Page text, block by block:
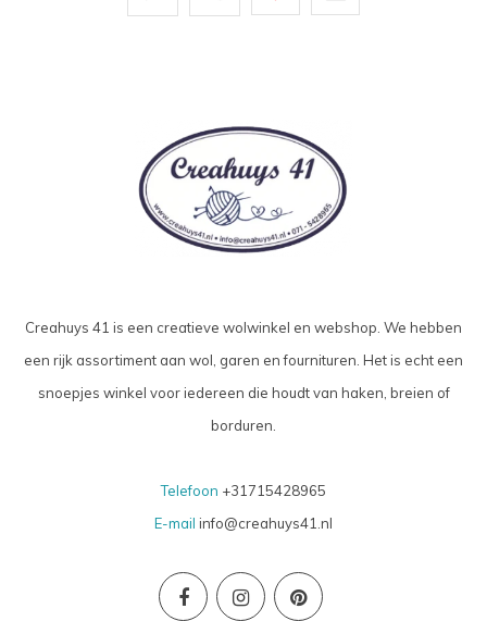
Creahuys 41 is een creatieve wolwinkel en webshop. We hebben
een rijk assortiment aan wol, garen en fournituren. Het is echt een
snoepjes winkel voor iedereen die houdt van haken, breien of
borduren.
Telefoon +31715428965
E-mail info@creahuys41.nl